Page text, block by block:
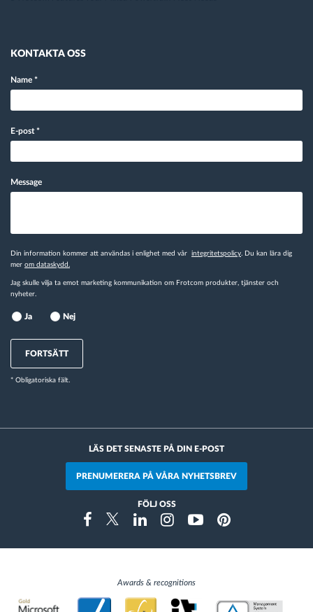
KONTAKTA OSS
Name *
E-post*
Message
Din information kommer att användas i enlighet med vår integritetspolicy. Du kan lära dig
mer om dataskydd.
Jag skulle vilja ta emot marketing kommunikation om Frotcom produkter, tjänster och
nyheter.
Ja Nej
FORTSÄTT
* Obligatoriska fält.
LÄS DET SENASTE PÅ DIN E-POST
PRENUMERERA PÅ VÅRA NYHETSBREV
FÖLJ OSS
FacebookTwitterLinkedinInstragramYoutubePinterest
Awards & recognitions